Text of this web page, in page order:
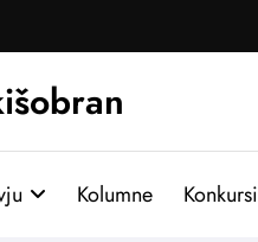
Kolumne Konkursi